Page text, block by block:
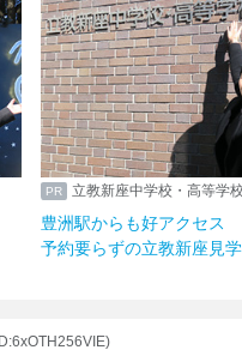
立教新座中学校・高等学
豊洲駅からも好アクセス
予約要らずの立教新座見学